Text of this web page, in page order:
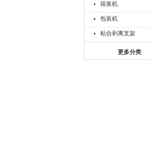
筛浆机
包装机
粘合剥离支架
更多分类